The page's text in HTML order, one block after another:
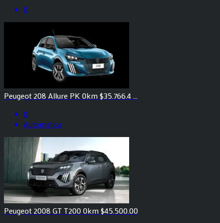
0
Peugeot 208 Allure PK 0km $35.766.4 ...
0
Automatica
Peugeot 2008 GT T200 0km $45.500.00